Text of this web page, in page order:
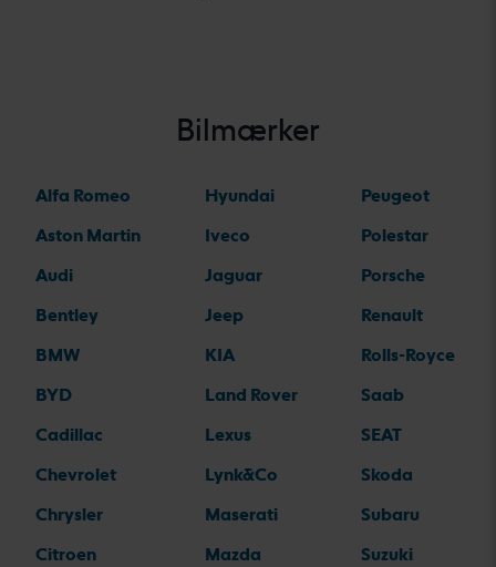
Bilmærker
Alfa Romeo
Aston Martin
Audi
Bentley
BMW
BYD
Cadillac
Chevrolet
Chrysler
Citroen
Hyundai
Iveco
Jaguar
Jeep
KIA
Land Rover
Lexus
Lynk&Co
Maserati
Mazda
Peugeot
Polestar
Porsche
Renault
Rolls-Royce
Saab
SEAT
Skoda
Subaru
Suzuki